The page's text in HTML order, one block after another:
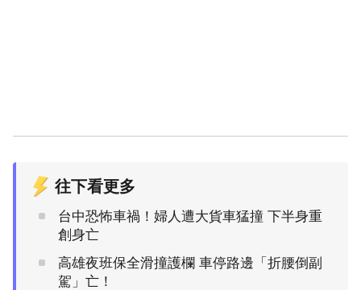
往下看更多
台中恐怖車禍！婦人遭大貨車猛撞 下半身重
創身亡
高雄夜班保全滑撞護欄 車停路邊「折腰倒副
駕」亡！